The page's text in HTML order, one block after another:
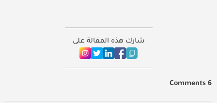
شارك هذه المقالة على
6 Comments